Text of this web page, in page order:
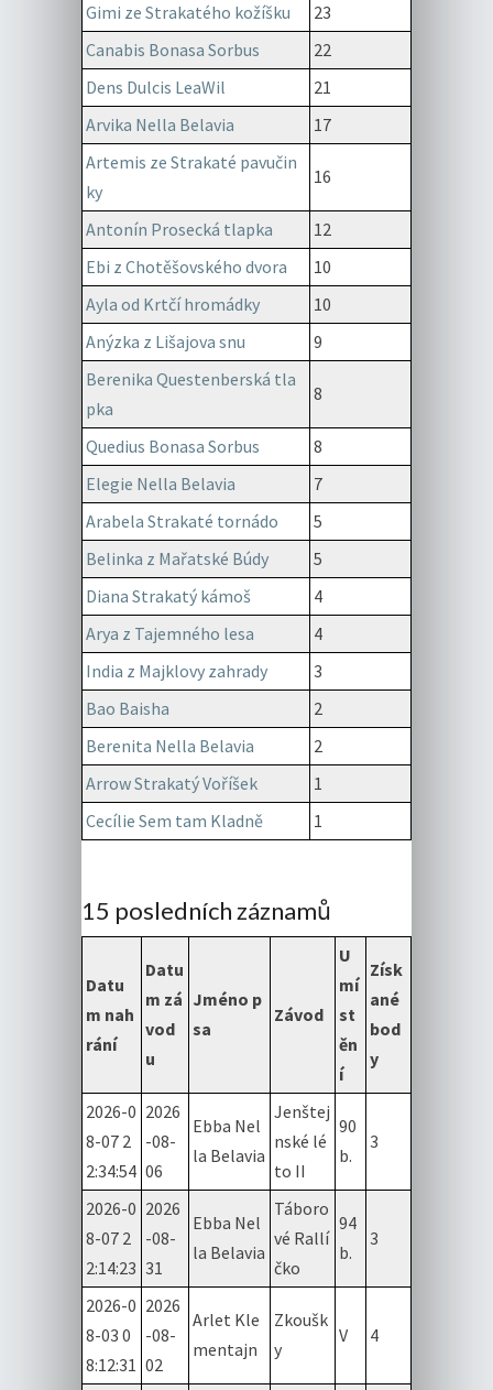
Gimi ze Strakatého kožíšku
23
Canabis Bonasa Sorbus
22
Dens Dulcis LeaWil
21
Arvika Nella Belavia
17
Artemis ze Strakaté pavučin
ky
16
Antonín Prosecká tlapka
12
Ebi z Chotěšovského dvora
10
Ayla od Krtčí hromádky
10
Anýzka z Lišajova snu
9
Berenika Questenberská tla
pka
8
Quedius Bonasa Sorbus
8
Elegie Nella Belavia
7
Arabela Strakaté tornádo
5
Belinka z Mařatské Búdy
5
Diana Strakatý kámoš
4
Arya z Tajemného lesa
4
India z Majklovy zahrady
3
Bao Baisha
2
Berenita Nella Belavia
2
Arrow Strakatý Voříšek
1
Cecílie Sem tam Kladně
1
15 posledních záznamů
Datu
m nah
rání
Datu
m zá
vod
u
Jméno p
sa
Závod
U
mí
st
ěn
í
Získ
ané
bod
y
2026-0
8-07 2
2:34:54
2026
-08-
06
Ebba Nel
la Belavia
Jenštej
nské lé
to II
90
b.
3
2026-0
8-07 2
2:14:23
2026
-08-
31
Ebba Nel
la Belavia
Táboro
vé Rallí
čko
94
b.
3
2026-0
8-03 0
8:12:31
2026
-08-
02
Arlet Kle
mentajn
Zkoušk
y
V 4